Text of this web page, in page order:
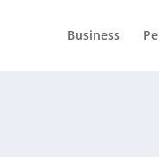
Business